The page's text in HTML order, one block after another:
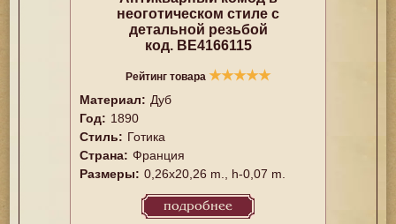
неоготическом стиле с
детальной резьбой
код. BE4166115
Рейтинг товара ★★★★★
Материал: Дуб
Год: 1890
Стиль: Готика
Страна: Франция
Размеры: 0,26x20,26 m., h-0,07 m.
подробнее